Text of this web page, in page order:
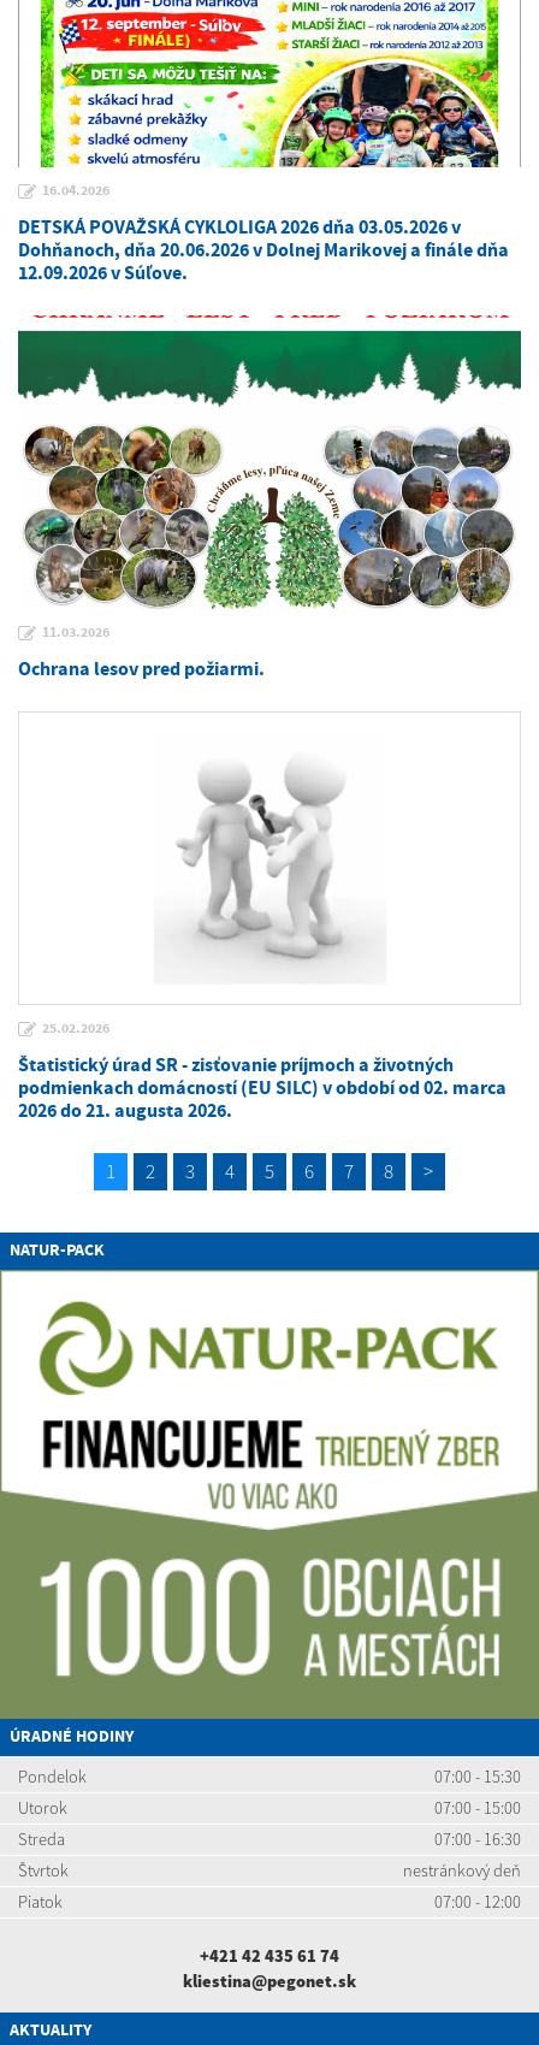
16.04.2026
DETSKÁ POVAŽSKÁ CYKLOLIGA 2026 dňa 03.05.2026 v
Dohňanoch, dňa 20.06.2026 v Dolnej Marikovej a finále dňa
12.09.2026 v Súľove.
11.03.2026
Ochrana lesov pred požiarmi.
25.02.2026
Štatistický úrad SR - zisťovanie príjmoch a životných
podmienkach domácností (EU SILC) v období od 02. marca
2026 do 21. augusta 2026.
1 2 3 4 5 6 7 8 >
NATUR-PACK
ÚRADNÉ HODINY
Pondelok
07:00 - 15:30
Utorok
07:00 - 15:00
Streda
07:00 - 16:30
Štvrtok
nestránkový deň
Piatok
07:00 - 12:00
+421 42 435 61 74
kliestina@pegonet.sk
AKTUALITY